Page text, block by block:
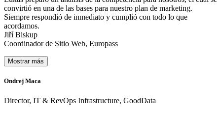
convirtió en una de las bases para nuestro plan de marketing.
Siempre respondió de inmediato y cumplió con todo lo que
acordamos.
Jiří Biskup
Coordinador de Sitio Web, Europass
Mostrar más
Ondrej Maca
Director, IT & RevOps Infrastructure, GoodData